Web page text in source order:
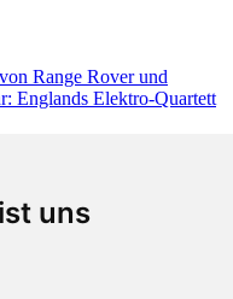
uns
ist bereit